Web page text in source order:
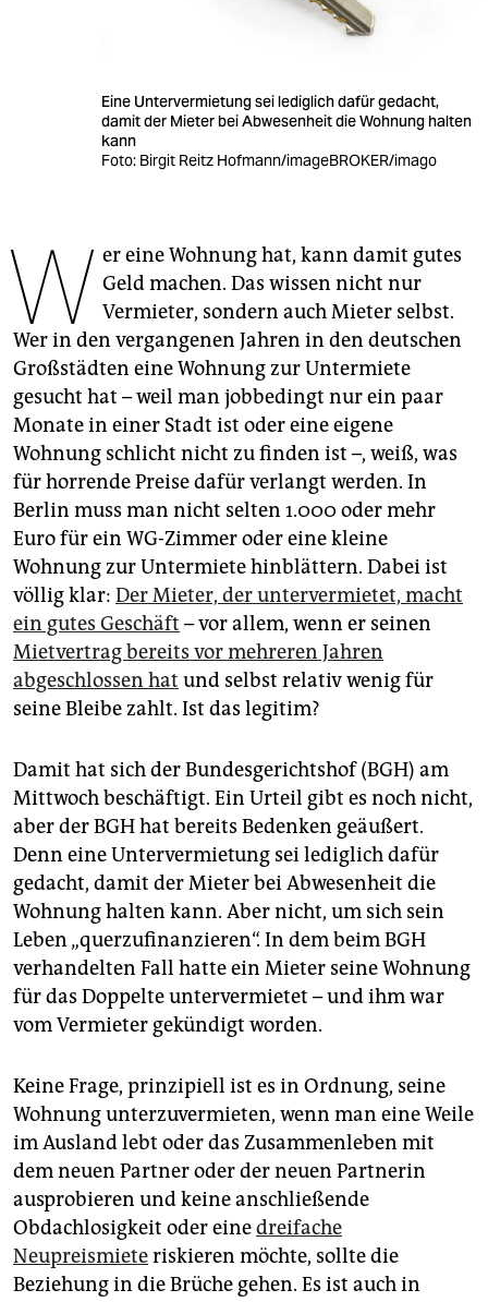
fragen & hilfe
unterstützen
epaper login
Eine Untervermietung sei lediglich dafür gedacht,
damit der Mieter bei Abwesenheit die Wohnung halten
kann
Foto: Birgit Reitz Hofmann/imageBROKER/imago
W er eine Wohnung hat, kann damit gutes
Geld machen. Das wissen nicht nur
Vermieter, sondern auch Mieter selbst.
Wer in den vergangenen Jahren in den deutschen
Großstädten eine Wohnung zur Untermiete
gesucht hat – weil man jobbedingt nur ein paar
Monate in einer Stadt ist oder eine eigene
Wohnung schlicht nicht zu finden ist –, weiß, was
für horrende Preise dafür verlangt werden. In
Berlin muss man nicht selten 1.000 oder mehr
Euro für ein WG-Zimmer oder eine kleine
Wohnung zur Untermiete hinblättern. Dabei ist
völlig klar: Der Mieter, der untervermietet, macht
ein gutes Geschäft – vor allem, wenn er seinen
Mietvertrag bereits vor mehreren Jahren
abgeschlossen hat und selbst relativ wenig für
seine Bleibe zahlt. Ist das legitim?
Damit hat sich der Bundesgerichtshof (BGH) am
Mittwoch beschäftigt. Ein Urteil gibt es noch nicht,
aber der BGH hat bereits Bedenken geäußert.
Denn eine Untervermietung sei lediglich dafür
gedacht, damit der Mieter bei Abwesenheit die
Wohnung halten kann. Aber nicht, um sich sein
Leben „querzufinanzieren“. In dem beim BGH
verhandelten Fall hatte ein Mieter seine Wohnung
für das Doppelte untervermietet – und ihm war
vom Vermieter gekündigt worden.
Keine Frage, prinzipiell ist es in Ordnung, seine
Wohnung unterzuvermieten, wenn man eine Weile
im Ausland lebt oder das Zusammenleben mit
dem neuen Partner oder der neuen Partnerin
ausprobieren und keine anschließende
Obdachlosigkeit oder einedreifache
Neupreismieteriskieren möchte, sollte die
Beziehung in die Brüche gehen. Es ist auch in